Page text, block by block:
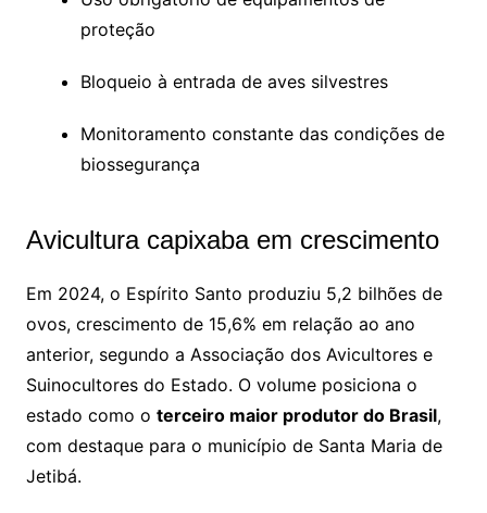
proteção
Bloqueio à entrada de aves silvestres
Monitoramento constante das condições de
biossegurança
Avicultura capixaba em crescimento
Em 2024, o Espírito Santo produziu 5,2 bilhões de
ovos, crescimento de 15,6% em relação ao ano
anterior, segundo a Associação dos Avicultores e
Suinocultores do Estado. O volume posiciona o
estado como o terceiro maior produtor do Brasil,
com destaque para o município de Santa Maria de
Jetibá.